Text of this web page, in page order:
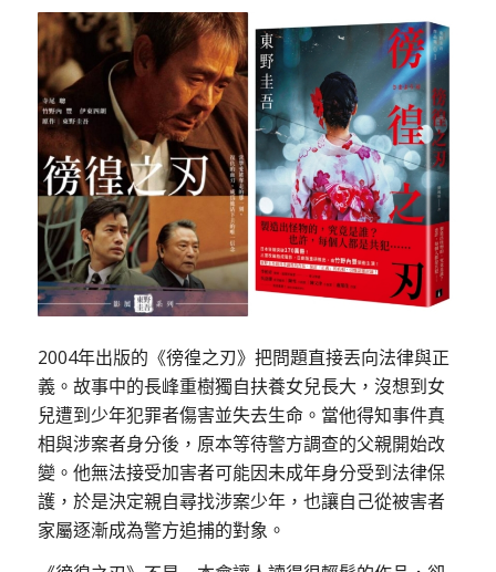
2004年出版的《徬徨之刃》把問題直接丟向法律與正
義。故事中的長峰重樹獨自扶養女兒長大，沒想到女
兒遭到少年犯罪者傷害並失去生命。當他得知事件真
相與涉案者身分後，原本等待警方調查的父親開始改
變。他無法接受加害者可能因未成年身分受到法律保
護，於是決定親自尋找涉案少年，也讓自己從被害者
家屬逐漸成為警方追捕的對象。